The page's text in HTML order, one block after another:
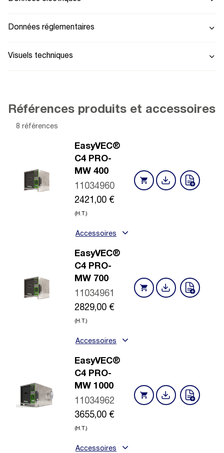
Données réglementaires
Visuels techniques
Références produits et accessoires
8 références
EasyVEC®
C4 PRO-
MW 400
11034960
2421,00 €
(H.T.)
Accessoires
EasyVEC®
C4 PRO-
MW 700
11034961
2829,00 €
(H.T.)
Accessoires
EasyVEC®
C4 PRO-
MW 1000
11034962
3655,00 €
(H.T.)
Accessoires